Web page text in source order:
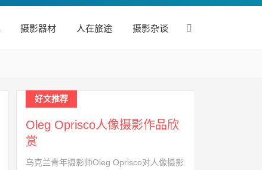
摄影器材 人在旅途 摄影杂谈
好文推荐
Oleg Oprisco人像摄影作品欣
赏
乌克兰青年摄影师Oleg Oprisco对人像摄影